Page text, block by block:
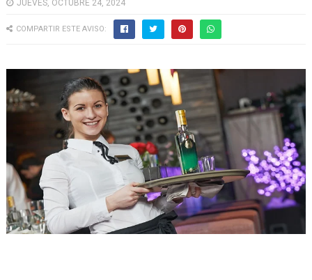
JUEVES, OCTUBRE 24, 2024
COMPARTIR ESTE AVISO: